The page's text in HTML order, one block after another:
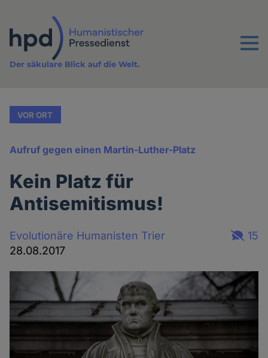
Inhalt
Menu
Der säkulare Blick auf die Welt.
VOR ORT
Aufruf gegen einen Martin-Luther-Platz
Kein Platz für
Antisemitismus!
Evolutionäre Humanisten Trier
28.08.2017
15